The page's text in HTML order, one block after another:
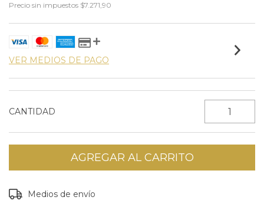
Precio sin impuestos $7.271,90
VER MEDIOS DE PAGO
CANTIDAD
Entregas para el CP:
Medios de envío